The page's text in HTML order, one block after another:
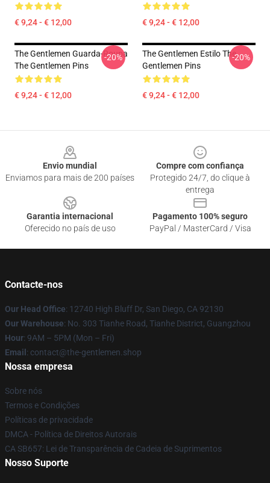
€ 9,24 - € 12,00 € 9,24 - € 12,00
The Gentlemen Guarda-Roupa
The Gentlemen Pins
€ 9,24 - € 12,00
-20%
The Gentlemen Estilo The
Gentlemen Pins
€ 9,24 - € 12,00
-20%
Envio mundial
Enviamos para mais de 200 países
Compre com confiança
Protegido 24/7, do clique à
entrega
Garantia internacional
Oferecido no país de uso
Pagamento 100% seguro
PayPal / MasterCard / Visa
Contacte-nos
Our Head Office: 12740 High Bluff Dr, San Diego, CA 92130
Our Warehouse: No. 303 Tianhe Road, Tianhe District, Guangzhou
Hour: 9AM – 5PM (Mon – Fri)
Email : contact@the-gentlemen.shop
Nossa empresa
Sobre nós
Termos e Condições
Políticas de privacidade
DMCA - Política de Direitos Autorais
CA SB657: Lei de Transparência de Cadeia de Suprimentos
Nosso Suporte